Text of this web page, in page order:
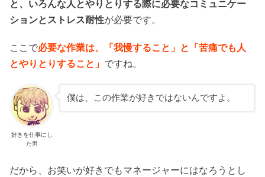
と、いろんな人とやりとりする際に必要なコミュニケー
ションとストレス耐性が必要です。
ここで必要な作業は、「我慢すること」と「苦痛でも人
とやりとりすること」 ですね。
好きを仕事にし
た男
僕は、この作業が好きではないんですよ。
だから、お笑いが好きでもマネージャーにはなろうとし